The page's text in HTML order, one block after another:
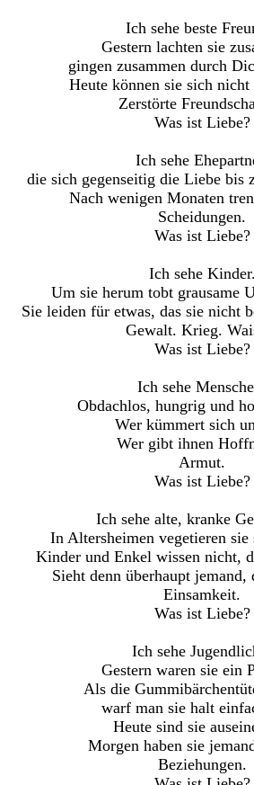
Ich sehe beste
Gestern lachten sie
gingen zusammen durch
Heute können sie sich
Zerstörte
Was ist Liebe?
Ich sehe
die sich gegenseitig die Liebe bis
Nach wenigen Monaten
Scheidungen.
Was ist Liebe?
Ich sehe Kinder.
Um sie herum tobt grausame
Sie leiden für etwas, das sie nicht
Gewalt. Krieg.
Was ist Liebe?
Ich sehe
Obdachlos, hungrig und
Wer kümmert sich
Wer gibt ihnen
Armut.
Was ist Liebe?
Ich sehe alte, kranke
In Altersheimen vegetieren
Kinder und Enkel wissen nicht,
Sieht denn überhaupt jemand,
Einsamkeit.
Was ist Liebe?
Ich sehe
Gestern waren sie ein
Als die
warf man sie halt
Heute sind sie
Morgen haben sie
Beziehungen.